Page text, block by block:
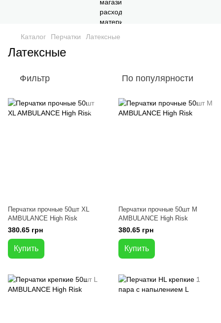
Каталог Перчатки Латексные
Латексные
Фильтр По популярности
Перчатки прочные 50шт XL
AMBULANCE High Risk
380.65 грн
Купить
Перчатки прочные 50шт M
AMBULANCE High Risk
380.65 грн
Купить